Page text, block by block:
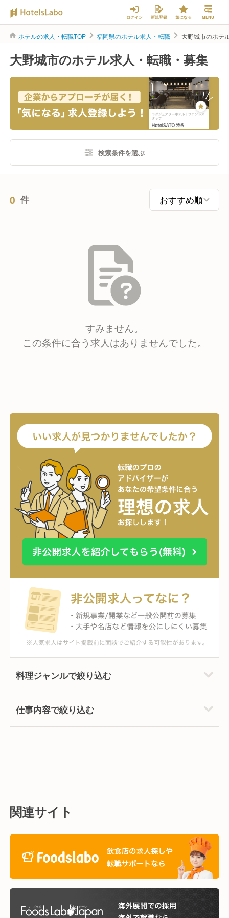
ログイン 新規登録 気になる MENU
ホテルの求人・転職TOP 福岡県のホテル求人・転職 大野城市のホテ
大野城市のホテル求人・転職・募集
検索条件を選ぶ
0 件
すみません。
この条件に合う求人はありませんでした。
料理ジャンルで絞り込む
仕事内容で絞り込む
関連サイト